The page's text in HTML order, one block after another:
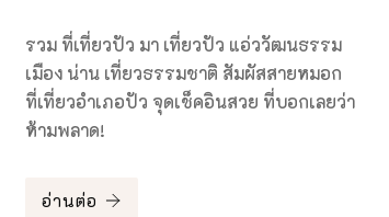
รวม ที่เที่ยวปัว มา เที่ยวปัว แอ่ววัฒนธรรม
เมือง น่าน เที่ยวธรรมชาติ สัมผัสสายหมอก
ที่เที่ยวอำเภอปัว จุดเช็คอินสวย ที่บอกเลยว่า
ห้ามพลาด!
อ่านต่อ